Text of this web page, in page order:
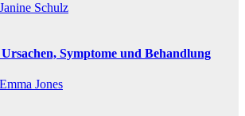
Janine Schulz
Symptome und Behandlung
Emma Jones